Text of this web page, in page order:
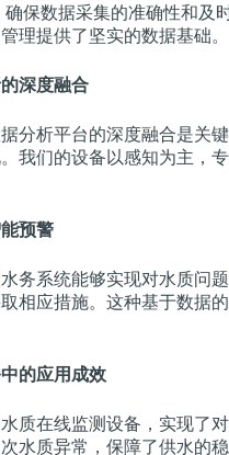
保数据采集的准确性和
理提供了坚实的数据基础。
深度融合
分析平台的深度融合是关
我们的设备以感知为主，
预警
务系统能够实现对水质问
相应措施。这种基于数据
的应用成效
质在线监测设备，实现了
水质异常，保障了供水的